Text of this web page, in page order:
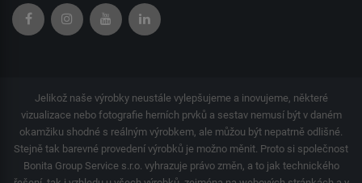
Jelikož naše výrobky neustále vylepšujeme a inovujeme, některé
vizualizace nebo fotografie herních prvků a sestav nemusí být v daném
okamžiku shodné s reálným výrobkem, ale můžou být nepatrně odlišné.
Stejně tak barevné provedení výrobků je možno měnit. Proto si společnost
Bonita Group Service s.r.o. vyhrazuje právo změn, a to jak technického